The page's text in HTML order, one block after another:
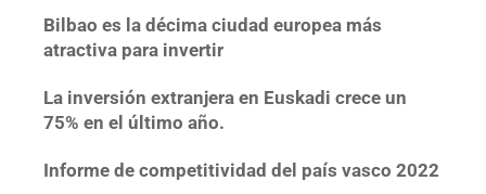
Bilbao es la décima ciudad europea más
atractiva para invertir
La inversión extranjera en Euskadi crece un
75% en el último año.
Informe de competitividad del país vasco 2022